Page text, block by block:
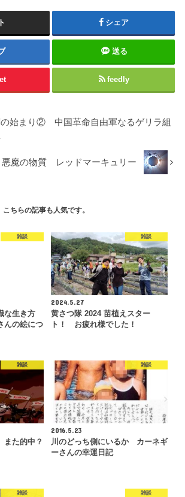
シェア
送る
feedly
の始まり② 中国革命自由軍なるゲリラ組
悪魔の物質 レッドマーキュリー
こちらの記事も人気です。
雑談
な生き方
んの絵につ
雑談
2024.5.27
黄さつ隊 2024 苗植えスター
ト！ お疲れ様でした！
雑談
た的中？
雑談
2016.5.23
川のどっち側にいるか カーネギ
ーさんの幸運日記
雑談 雑談